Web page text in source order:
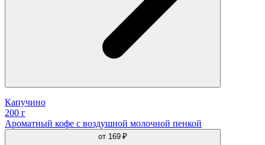
Капучино
200 г
Ароматный кофе с воздушной молочной пенкой
от 169 ₽